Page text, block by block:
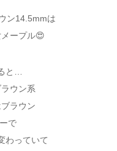
ン14.5mmは
ープル😍
と…
ウン系
ラウン
で
わっていて